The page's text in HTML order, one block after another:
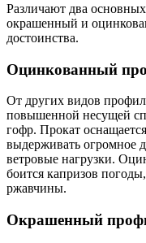
Различают два
окрашенный и
достоинства.
Оцинкованный
От других видов
повышенной несущей
гофр. Прокат
выдерживать огромное
ветровые нагрузки.
боится капризов
ржавчины.
Окрашенный